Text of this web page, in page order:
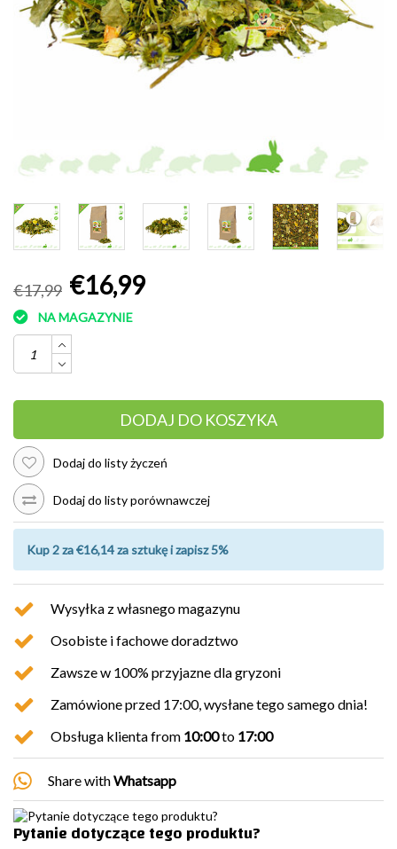
€17,99 €16,99
NA MAGAZYNIE
DODAJ DO KOSZYKA
Dodaj do listy życzeń
Dodaj do listy porównawczej
Kup 2 za €16,14 za sztukę i zapisz 5%
Wysyłka z własnego magazynu
Osobiste i fachowe doradztwo
Zawsze w 100% przyjazne dla gryzoni
Zamówione przed 17:00, wysłane tego samego dnia!
Obsługa klienta from 10:00to 17:00
Share withWhatsapp
Pytanie dotyczące tego produktu?